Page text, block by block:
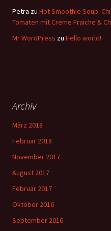
Petra zu Hot Smoothie Soup:
Tomaten mit Creme Fraiche &
Mr WordPress zu Hello world!
Archiv
März 2018
Februar 2018
November 2017
August 2017
Februar 2017
Oktober 2016
September 2016